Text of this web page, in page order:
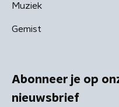
Muziek
Gemist
Abonneer je op
nieuwsbrief